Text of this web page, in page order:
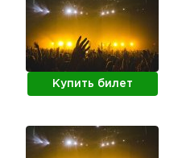
Купить билет